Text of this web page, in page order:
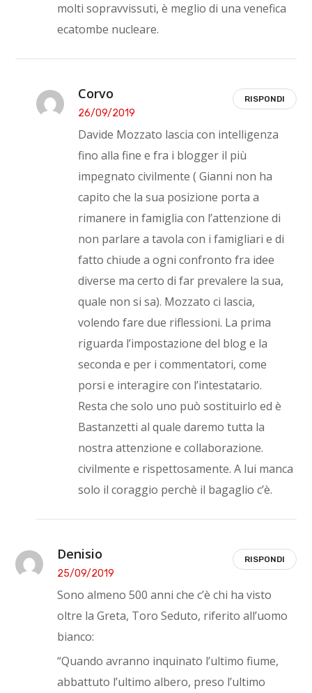
molti sopravvissuti, è meglio di una venefica
ecatombe nucleare.
Corvo
26/09/2019
Davide Mozzato lascia con intelligenza
fino alla fine e fra i blogger il più
impegnato civilmente ( Gianni non ha
capito che la sua posizione porta a
rimanere in famiglia con l’attenzione di
non parlare a tavola con i famigliari e di
fatto chiude a ogni confronto fra idee
diverse ma certo di far prevalere la sua,
quale non si sa). Mozzato ci lascia,
volendo fare due riflessioni. La prima
riguarda l’impostazione del blog e la
seconda e per i commentatori, come
porsi e interagire con l’intestatario.
Resta che solo uno può sostituirlo ed è
Bastanzetti al quale daremo tutta la
nostra attenzione e collaborazione.
civilmente e rispettosamente. A lui manca
solo il coraggio perchè il bagaglio c’è.
RISPONDI
Denisio
25/09/2019
Sono almeno 500 anni che c’è chi ha visto
oltre la Greta, Toro Seduto, riferito all’uomo
bianco:
“Quando avranno inquinato l’ultimo fiume,
abbattuto l’ultimo albero, preso l’ultimo
RISPONDI